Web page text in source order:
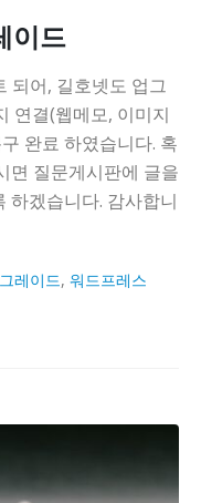
이드
되어, 길호넷도 업그
연결(웹메모, 이미지
완료 하였습니다. 혹
면 질문게시판에 글을
하겠습니다. 감사합니
레이드,워드프레스